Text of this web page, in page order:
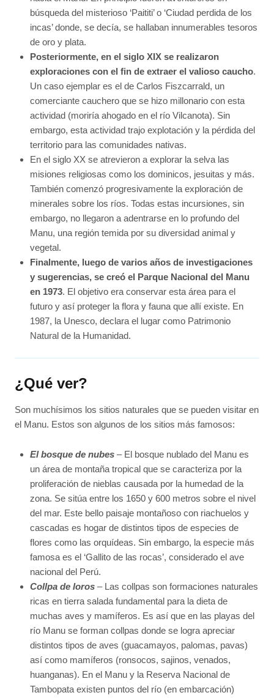
búsqueda del misterioso ‘Paititi’ o ‘Ciudad perdida de los
incas’ donde, se decía, se hallaban innumerables tesoros
de oro y plata.
Posteriormente, en el siglo XIX se realizaron
exploraciones con el fin de extraer el valioso caucho.
Un caso ejemplar es el de Carlos Fiszcarrald, un
comerciante cauchero que se hizo millonario con esta
actividad (moriría ahogado en el río Vilcanota). Sin
embargo, esta actividad trajo explotación y la pérdida del
territorio para las comunidades nativas.
En el siglo XX se atrevieron a explorar la selva las
misiones religiosas como los dominicos, jesuitas y más.
También comenzó progresivamente la exploración de
minerales sobre los ríos. Todas estas incursiones, sin
embargo, no llegaron a adentrarse en lo profundo del
Manu, una región temida por su diversidad animal y
vegetal.
Finalmente, luego de varios años de investigaciones
y sugerencias, se creó el Parque Nacional del Manu
en 1973. El objetivo era conservar esta área para el
futuro y así proteger la flora y fauna que allí existe. En
1987, la Unesco, declara el lugar como Patrimonio
Natural de la Humanidad.
¿Qué ver?
Son muchísimos los sitios naturales que se pueden visitar en
el Manu. Estos son algunos de los sitios más famosos:
El bosque de nubes– El bosque nublado del Manu es
un área de montaña tropical que se caracteriza por la
proliferación de nieblas causada por la humedad de la
zona. Se sitúa entre los 1650 y 600 metros sobre el nivel
del mar. Este bello paisaje montañoso con riachuelos y
cascadas es hogar de distintos tipos de especies de
flores como las orquídeas. Sin embargo, la especie más
famosa es el ‘Gallito de las rocas’, considerado el ave
nacional del Perú.
Collpa de loros– Las collpas son formaciones naturales
ricas en tierra salada fundamental para la dieta de
muchas aves y mamíferos. Es así que en las playas del
río Manu se forman collpas donde se logra apreciar
distintos tipos de aves (guacamayos, palomas, pavas)
así como mamíferos (ronsocos, sajinos, venados,
huanganas). En el Manu y la Reserva Nacional de
Tambopata existen puntos del río (en embarcación)